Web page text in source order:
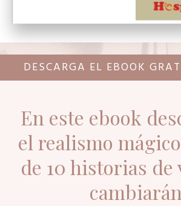
DESCARGA EL EBOOK
En este ebook
el realismo
de 10 historias de
cambiarán